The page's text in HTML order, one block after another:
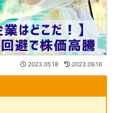
2023.05.18 2023.09.16